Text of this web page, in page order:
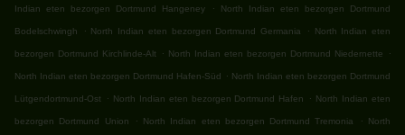
Indian eten bezorgen Dortmund Hangeney . North Indian eten bezorgen Dortmund
Bodelschwingh . North Indian eten bezorgen Dortmund Germania . North Indian eten
bezorgen Dortmund Kirchlinde-Alt . North Indian eten bezorgen Dortmund Niedernette .
North Indian eten bezorgen Dortmund Hafen-Süd . North Indian eten bezorgen Dortmund
Lütgendortmund-Ost . North Indian eten bezorgen Dortmund Hafen . North Indian eten
bezorgen Dortmund Union . North Indian eten bezorgen Dortmund Tremonia . North